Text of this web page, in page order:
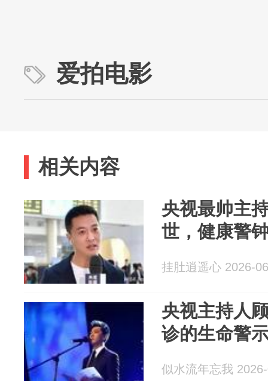
爱拍电影
相关内容
央视最帅主
世，健康警
挂肚逍遥心 2026-
央视主持人
诊的生命警
似水流年忘我